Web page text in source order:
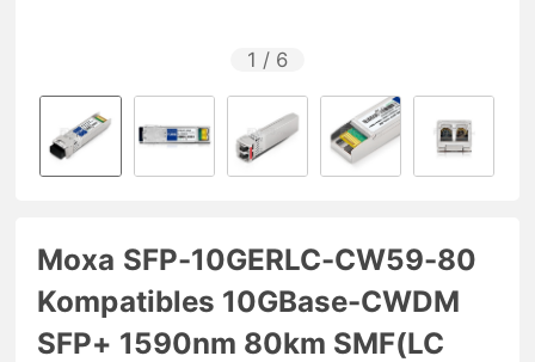
1 / 6
Moxa SFP-10GERLC-CW59-80
Kompatibles 10GBase-CWDM
SFP+ 1590nm 80km SMF(LC